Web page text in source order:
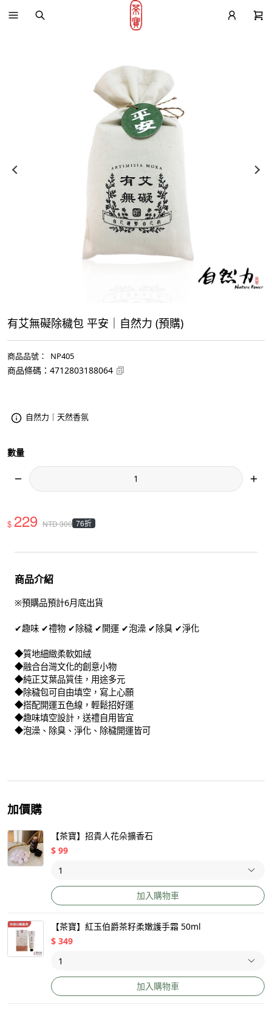
有艾無礙除穢包 平安｜自然力 (預購)
商品品號 ： NP405
商品條碼 ： 4712803188064
自然力｜天然香氛
數量
$ 229 NTD300 76折
商品介紹
※預購品預計6月底出貨
✔趣味 ✔禮物 ✔除穢 ✔開運 ✔泡澡 ✔除臭 ✔淨化
◆質地細緻柔軟如絨
◆融合台灣文化的創意小物
◆純正艾葉品質佳，用途多元
◆除穢包可自由填空，寫上心願
◆搭配開運五色線，輕鬆招好運
◆趣味填空設計，送禮自用皆宜
◆泡澡、除臭、淨化、除穢開運皆可
加價購
【茶寶】招貴人花朵擴香石
$ 99
加入購物車
【茶寶】紅玉伯爵茶籽柔嫩護手霜 50ml
$ 349
加入購物車